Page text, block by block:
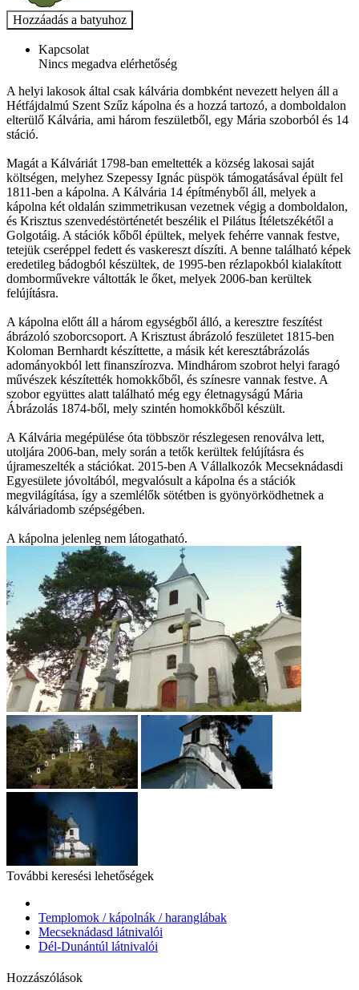
Kapcsolat
Nincs megadva elérhetőség
A helyi lakosok által csak kálvária dombként nevezett helyen áll a
Hétfájdalmú Szent Szűz kápolna és a hozzá tartozó, a domboldalon
elterülő Kálvária, ami három feszületből, egy Mária szoborból és 14
stáció.
Magát a Kálváriát 1798-ban emeltették a község lakosai saját
költségen, melyhez Szepessy Ignác püspök támogatásával épült fel
1811-ben a kápolna. A Kálvária 14 építményből áll, melyek a
kápolna két oldalán szimmetrikusan vezetnek végig a domboldalon,
és Krisztus szenvedéstörténetét beszélik el Pilátus Ítéletszékétől a
Golgotáig. A stációk kőből épültek, melyek fehérre vannak festve,
tetejük cseréppel fedett és vaskereszt díszíti. A benne található képek
eredetileg bádogból készültek, de 1995-ben rézlapokból kialakított
domborművekre váltották le őket, melyek 2006-ban kerültek
felújításra.
A kápolna előtt áll a három egységből álló, a keresztre feszítést
ábrázoló szoborcsoport. A Krisztust ábrázoló feszületet 1815-ben
Koloman Bernhardt készíttette, a másik két keresztábrázolás
adományokból lett finanszírozva. Mindhárom szobrot helyi faragó
művészek készítették homokkőből, és színesre vannak festve. A
szobor együttes alatt található még egy életnagyságú Mária
Ábrázolás 1874-ből, mely szintén homokkőből készült.
A Kálvária megépülése óta többször részlegesen renoválva lett,
utoljára 2006-ban, mely során a tetők kerültek felújításra és
újrameszelték a stációkat. 2015-ben A Vállalkozók Mecseknádasdi
Egyesülete jóvoltából, megvalósult a kápolna és a stációk
megvilágítása, így a szemlélők sötétben is gyönyörködhetnek a
kálváriadomb szépségében.
A kápolna jelenleg nem látogatható.
További keresési lehetőségek
Templomok / kápolnák / haranglábak
Mecseknádasd látnivalói
Dél-Dunántúl látnivalói
Hozzászólások